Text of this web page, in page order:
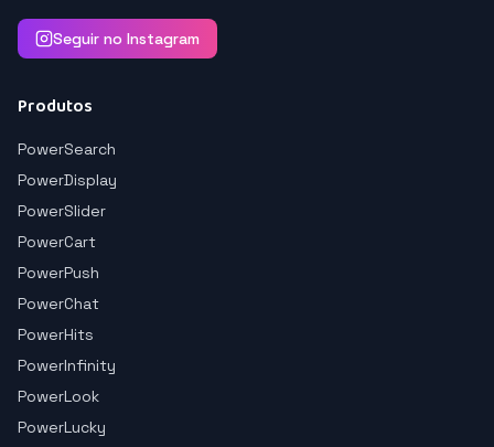
Seguir no Instagram
Produtos
PowerSearch
PowerDisplay
PowerSlider
PowerCart
PowerPush
PowerChat
PowerHits
PowerInfinity
PowerLook
PowerLucky